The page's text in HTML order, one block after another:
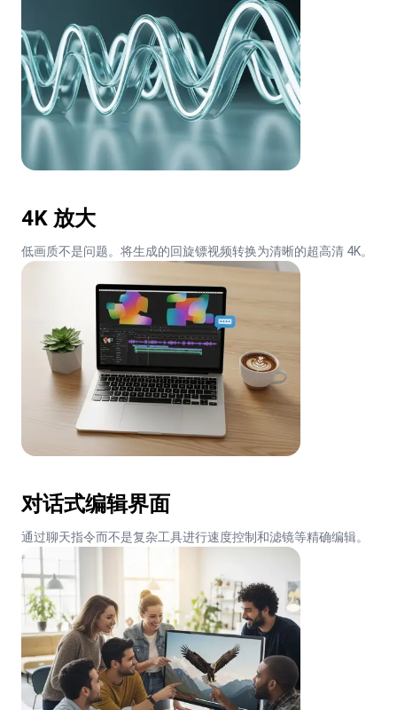
4K 放大
低画质不是问题。将生成的回旋镖视频转换为清晰的超高清 4K。
对话式编辑界面
通过聊天指令而不是复杂工具进行速度控制和滤镜等精确编辑。